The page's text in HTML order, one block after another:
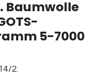
Baumwolle
5-7000
2.